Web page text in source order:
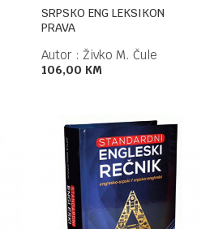
SRPSKO ENG LEKSIKON
PRAVA
Autor : Živko M. Čule
106,00 KM